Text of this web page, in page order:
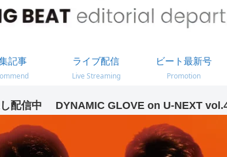
記事
ライブ配信
Live Streaming
ビート最新号
Promotion
配信中 DYNAMIC GLOVE on U-NEXT